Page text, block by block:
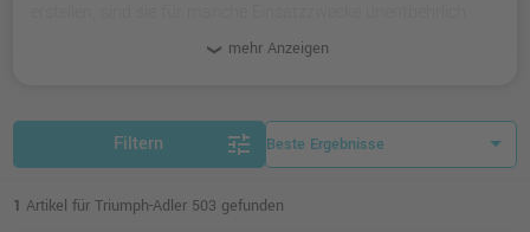
Wir vertreiben dafür Farbbänder und Zubehör-Artikel.
mehr Anzeigen
Filtern tune
1 Artikel für Triumph-Adler 503 gefunden